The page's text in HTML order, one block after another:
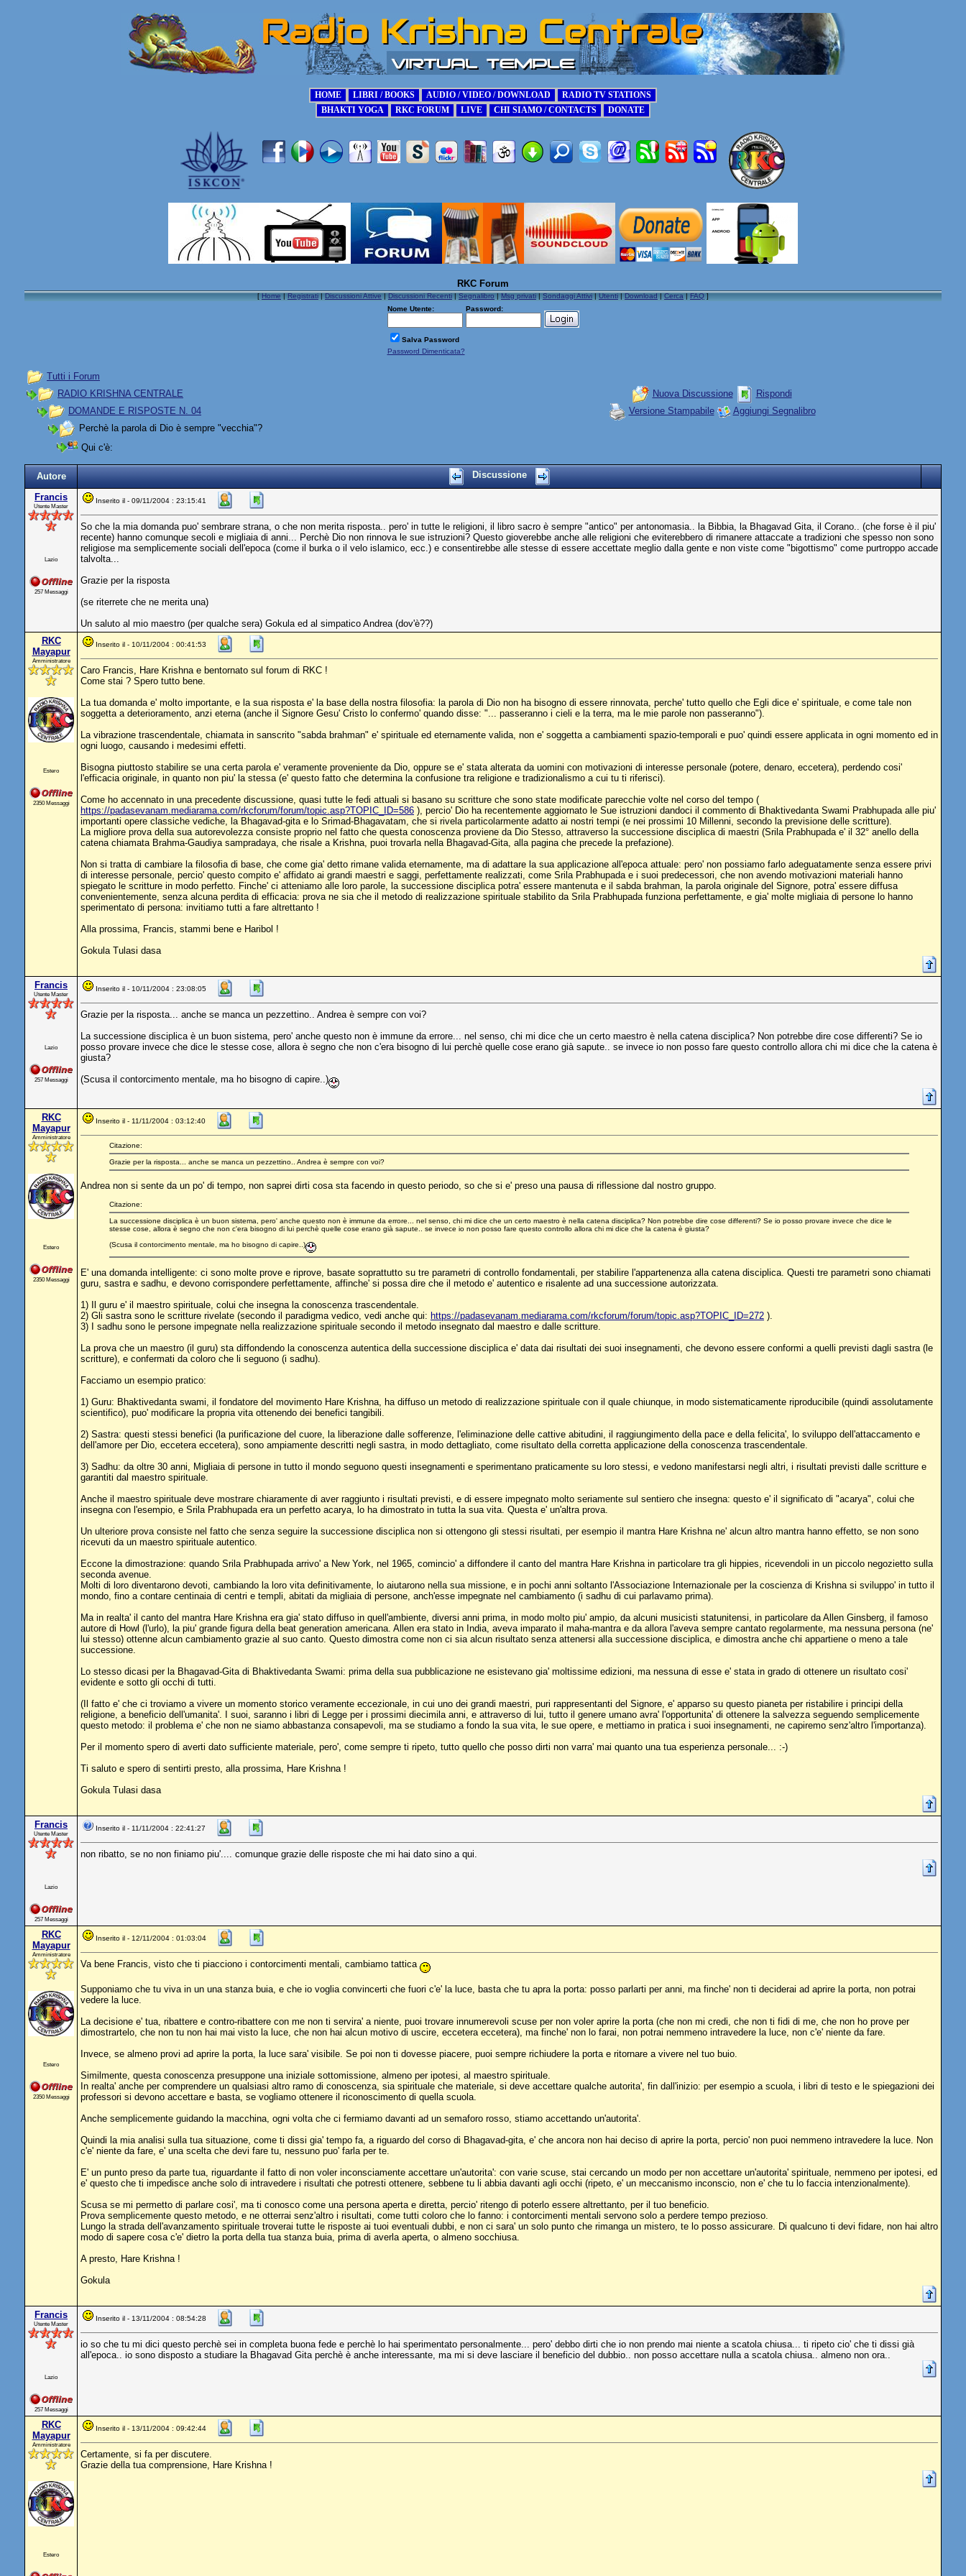
RKC Forum
[Home|Registrati|Discussioni Attive|Discussioni Recenti|Segnalibro|Msg privati|Sondaggi Attivi|Utenti|Download|Cerca|FAQ]
Nome Utente:
Password:
Salva Password
Password Dimenticata?
Tutti i Forum
RADIO KRISHNA CENTRALE
DOMANDE E RISPOSTE N. 04
Perchè la parola di Dio è sempre "vecchia"?
Nuova Discussione
Rispondi
Versione Stampabile
Aggiungi Segnalibro
Qui c'è:
Autore Discussione
Francis
Utente Master
Lazio
257 Messaggi
Inserito il - 09/11/2004 : 23:15:41
So che la mia domanda puo' sembrare strana, o che non merita risposta.. pero' in tutte le religioni, il libro sacro è sempre "antico" per antonomasia.. la Bibbia, la Bhagavad Gita, il Corano.. (che forse è il piu'
recente) hanno comunque secoli e migliaia di anni... Perchè Dio non rinnova le sue istruzioni? Questo gioverebbe anche alle religioni che eviterebbero di rimanere attaccate a tradizioni che spesso non sono
religiose ma semplicemente sociali dell'epoca (come il burka o il velo islamico, ecc.) e consentirebbe alle stesse di essere accettate meglio dalla gente e non viste come "bigottismo" come purtroppo accade
talvolta...
Grazie per la risposta
(se riterrete che ne merita una)
Un saluto al mio maestro (per qualche sera) Gokula ed al simpatico Andrea (dov'è??)
RKC
Mayapur
Amministratore
Estero
2350 Messaggi
Inserito il - 10/11/2004 : 00:41:53
Caro Francis, Hare Krishna e bentornato sul forum di RKC !
Come stai ? Spero tutto bene.
La tua domanda e' molto importante, e la sua risposta e' la base della nostra filosofia: la parola di Dio non ha bisogno di essere rinnovata, perche' tutto quello che Egli dice e' spirituale, e come tale non
soggetta a deterioramento, anzi eterna (anche il Signore Gesu' Cristo lo confermo' quando disse: "... passeranno i cieli e la terra, ma le mie parole non passeranno").
La vibrazione trascendentale, chiamata in sanscrito "sabda brahman" e' spirituale ed eternamente valida, non e' soggetta a cambiamenti spazio-temporali e puo' quindi essere applicata in ogni momento ed in
ogni luogo, causando i medesimi effetti.
Bisogna piuttosto stabilire se una certa parola e' veramente proveniente da Dio, oppure se e' stata alterata da uomini con motivazioni di interesse personale (potere, denaro, eccetera), perdendo cosi'
l'efficacia originale, in quanto non piu' la stessa (e' questo fatto che determina la confusione tra religione e tradizionalismo a cui tu ti riferisci).
Come ho accennato in una precedente discussione, quasi tutte le fedi attuali si basano su scritture che sono state modificate parecchie volte nel corso del tempo (
https://padasevanam.mediarama.com/rkcforum/forum/topic.asp?TOPIC_ID=586 ), percio' Dio ha recentemente aggiornato le Sue istruzioni dandoci il commento di Bhaktivedanta Swami Prabhupada alle piu'
importanti opere classiche vediche, la Bhagavad-gita e lo Srimad-Bhagavatam, che si rivela particolarmente adatto ai nostri tempi (e nei prossimi 10 Millenni, secondo la previsione delle scritture).
La migliore prova della sua autorevolezza consiste proprio nel fatto che questa conoscenza proviene da Dio Stesso, attraverso la successione disciplica di maestri (Srila Prabhupada e' il 32° anello della
catena chiamata Brahma-Gaudiya sampradaya, che risale a Krishna, puoi trovarla nella Bhagavad-Gita, alla pagina che precede la prefazione).
Non si tratta di cambiare la filosofia di base, che come gia' detto rimane valida eternamente, ma di adattare la sua applicazione all'epoca attuale: pero' non possiamo farlo adeguatamente senza essere privi
di interesse personale, percio' questo compito e' affidato ai grandi maestri e saggi, perfettamente realizzati, come Srila Prabhupada e i suoi predecessori, che non avendo motivazioni materiali hanno
spiegato le scritture in modo perfetto. Finche' ci atteniamo alle loro parole, la successione disciplica potra' essere mantenuta e il sabda brahman, la parola originale del Signore, potra' essere diffusa
convenientemente, senza alcuna perdita di efficacia: prova ne sia che il metodo di realizzazione spirituale stabilito da Srila Prabhupada funziona perfettamente, e gia' molte migliaia di persone lo hanno
sperimentato di persona: invitiamo tutti a fare altrettanto !
Alla prossima, Francis, stammi bene e Haribol !
Gokula Tulasi dasa
Francis
Utente Master
Lazio
257 Messaggi
Inserito il - 10/11/2004 : 23:08:05
Grazie per la risposta... anche se manca un pezzettino.. Andrea è sempre con voi?
La successione disciplica è un buon sistema, pero' anche questo non è immune da errore... nel senso, chi mi dice che un certo maestro è nella catena disciplica? Non potrebbe dire cose differenti? Se io
posso provare invece che dice le stesse cose, allora è segno che non c'era bisogno di lui perchè quelle cose erano già sapute.. se invece io non posso fare questo controllo allora chi mi dice che la catena è
giusta?
(Scusa il contorcimento mentale, ma ho bisogno di capire..)
RKC
Mayapur
Amministratore
Estero
2350 Messaggi
Inserito il - 11/11/2004 : 03:12:40
Citazione:
Grazie per la risposta... anche se manca un pezzettino.. Andrea è sempre con voi?
Andrea non si sente da un po' di tempo, non saprei dirti cosa sta facendo in questo periodo, so che si e' preso una pausa di riflessione dal nostro gruppo.
Citazione:
La successione disciplica è un buon sistema, pero' anche questo non è immune da errore... nel senso, chi mi dice che un certo maestro è nella catena disciplica? Non potrebbe dire cose differenti? Se io posso provare invece che dice le
stesse cose, allora è segno che non c'era bisogno di lui perchè quelle cose erano già sapute.. se invece io non posso fare questo controllo allora chi mi dice che la catena è giusta?
(Scusa il contorcimento mentale, ma ho bisogno di capire..)
E' una domanda intelligente: ci sono molte prove e riprove, basate soprattutto su tre parametri di controllo fondamentali, per stabilire l'appartenenza alla catena disciplica. Questi tre parametri sono chiamati
guru, sastra e sadhu, e devono corrispondere perfettamente, affinche' si possa dire che il metodo e' autentico e risalente ad una successione autorizzata.
1) Il guru e' il maestro spirituale, colui che insegna la conoscenza trascendentale.
2) Gli sastra sono le scritture rivelate (secondo il paradigma vedico, vedi anche qui: https://padasevanam.mediarama.com/rkcforum/forum/topic.asp?TOPIC_ID=272 ).
3) I sadhu sono le persone impegnate nella realizzazione spirituale secondo il metodo insegnato dal maestro e dalle scritture.
La prova che un maestro (il guru) sta diffondendo la conoscenza autentica della successione disciplica e' data dai risultati dei suoi insegnamenti, che devono essere conformi a quelli previsti dagli sastra (le
scritture), e confermati da coloro che li seguono (i sadhu).
Facciamo un esempio pratico:
1) Guru: Bhaktivedanta swami, il fondatore del movimento Hare Krishna, ha diffuso un metodo di realizzazione spirituale con il quale chiunque, in modo sistematicamente riproducibile (quindi assolutamente
scientifico), puo' modificare la propria vita ottenendo dei benefici tangibili.
2) Sastra: questi stessi benefici (la purificazione del cuore, la liberazione dalle sofferenze, l'eliminazione delle cattive abitudini, il raggiungimento della pace e della felicita', lo sviluppo dell'attaccamento e
dell'amore per Dio, eccetera eccetera), sono ampiamente descritti negli sastra, in modo dettagliato, come risultato della corretta applicazione della conoscenza trascendentale.
3) Sadhu: da oltre 30 anni, Migliaia di persone in tutto il mondo seguono questi insegnamenti e sperimentano praticamente su loro stessi, e vedono manifestarsi negli altri, i risultati previsti dalle scritture e
garantiti dal maestro spirituale.
Anche il maestro spirituale deve mostrare chiaramente di aver raggiunto i risultati previsti, e di essere impegnato molto seriamente sul sentiero che insegna: questo e' il significato di "acarya", colui che
insegna con l'esempio, e Srila Prabhupada era un perfetto acarya, lo ha dimostrato in tutta la sua vita. Questa e' un'altra prova.
Un ulteriore prova consiste nel fatto che senza seguire la successione disciplica non si ottengono gli stessi risultati, per esempio il mantra Hare Krishna ne' alcun altro mantra hanno effetto, se non sono
ricevuti da un maestro spirituale autentico.
Eccone la dimostrazione: quando Srila Prabhupada arrivo' a New York, nel 1965, comincio' a diffondere il canto del mantra Hare Krishna in particolare tra gli hippies, ricevendoli in un piccolo negozietto sulla
seconda avenue.
Molti di loro diventarono devoti, cambiando la loro vita definitivamente, lo aiutarono nella sua missione, e in pochi anni soltanto l'Associazione Internazionale per la coscienza di Krishna si sviluppo' in tutto il
mondo, fino a contare centinaia di centri e templi, abitati da migliaia di persone, anch'esse impegnate nel cambiamento (i sadhu di cui parlavamo prima).
Ma in realta' il canto del mantra Hare Krishna era gia' stato diffuso in quell'ambiente, diversi anni prima, in modo molto piu' ampio, da alcuni musicisti statunitensi, in particolare da Allen Ginsberg, il famoso
autore di Howl (l'urlo), la piu' grande figura della beat generation americana. Allen era stato in India, aveva imparato il maha-mantra e da allora l'aveva sempre cantato regolarmente, ma nessuna persona (ne'
lui stesso) ottenne alcun cambiamento grazie al suo canto. Questo dimostra come non ci sia alcun risultato senza attenersi alla successione disciplica, e dimostra anche chi appartiene o meno a tale
successione.
Lo stesso dicasi per la Bhagavad-Gita di Bhaktivedanta Swami: prima della sua pubblicazione ne esistevano gia' moltissime edizioni, ma nessuna di esse e' stata in grado di ottenere un risultato cosi'
evidente e sotto gli occhi di tutti.
(Il fatto e' che ci troviamo a vivere un momento storico veramente eccezionale, in cui uno dei grandi maestri, puri rappresentanti del Signore, e' apparso su questo pianeta per ristabilire i principi della
religione, a beneficio dell'umanita'. I suoi, saranno i libri di Legge per i prossimi diecimila anni, e attraverso di lui, tutto il genere umano avra' l'opportunita' di ottenere la salvezza seguendo semplicemente
questo metodo: il problema e' che non ne siamo abbastanza consapevoli, ma se studiamo a fondo la sua vita, le sue opere, e mettiamo in pratica i suoi insegnamenti, ne capiremo senz'altro l'importanza).
Per il momento spero di averti dato sufficiente materiale, pero', come sempre ti ripeto, tutto quello che posso dirti non varra' mai quanto una tua esperienza personale... :-)
Ti saluto e spero di sentirti presto, alla prossima, Hare Krishna !
Gokula Tulasi dasa
Francis
Utente Master
Lazio
257 Messaggi
Inserito il - 11/11/2004 : 22:41:27
non ribatto, se no non finiamo piu'.... comunque grazie delle risposte che mi hai dato sino a qui.
RKC
Mayapur
Amministratore
Estero
2350 Messaggi
Inserito il - 12/11/2004 : 01:03:04
Va bene Francis, visto che ti piacciono i contorcimenti mentali, cambiamo tattica
Supponiamo che tu viva in un una stanza buia, e che io voglia convincerti che fuori c'e' la luce, basta che tu apra la porta: posso parlarti per anni, ma finche' non ti deciderai ad aprire la porta, non potrai
vedere la luce.
La decisione e' tua, ribattere e contro-ribattere con me non ti servira' a niente, puoi trovare innumerevoli scuse per non voler aprire la porta (che non mi credi, che non ti fidi di me, che non ho prove per
dimostrartelo, che non tu non hai mai visto la luce, che non hai alcun motivo di uscire, eccetera eccetera), ma finche' non lo farai, non potrai nemmeno intravedere la luce, non c'e' niente da fare.
Invece, se almeno provi ad aprire la porta, la luce sara' visibile. Se poi non ti dovesse piacere, puoi sempre richiudere la porta e ritornare a vivere nel tuo buio.
Similmente, questa conoscenza presuppone una iniziale sottomissione, almeno per ipotesi, al maestro spirituale.
In realta' anche per comprendere un qualsiasi altro ramo di conoscenza, sia spirituale che materiale, si deve accettare qualche autorita', fin dall'inizio: per esempio a scuola, i libri di testo e le spiegazioni dei
professori si devono accettare e basta, se vogliamo ottenere il riconoscimento di quella scuola.
Anche semplicemente guidando la macchina, ogni volta che ci fermiamo davanti ad un semaforo rosso, stiamo accettando un'autorita'.
Quindi la mia analisi sulla tua situazione, come ti dissi gia' tempo fa, a riguardo del corso di Bhagavad-gita, e' che ancora non hai deciso di aprire la porta, percio' non puoi nemmeno intravedere la luce. Non
c'e' niente da fare, e' una scelta che devi fare tu, nessuno puo' farla per te.
E' un punto preso da parte tua, riguardante il fatto di non voler inconsciamente accettare un'autorita': con varie scuse, stai cercando un modo per non accettare un'autorita' spirituale, nemmeno per ipotesi, ed
e' questo che ti impedisce anche solo di intravedere i risultati che potresti ottenere, sebbene tu li abbia davanti agli occhi (ripeto, e' un meccanismo inconscio, non e' che tu lo faccia intenzionalmente).
Scusa se mi permetto di parlare cosi', ma ti conosco come una persona aperta e diretta, percio' ritengo di poterlo essere altrettanto, per il tuo beneficio.
Prova semplicemente questo metodo, e ne otterrai senz'altro i risultati, come tutti coloro che lo fanno: i contorcimenti mentali servono solo a perdere tempo prezioso.
Lungo la strada dell'avanzamento spirituale troverai tutte le risposte ai tuoi eventuali dubbi, e non ci sara' un solo punto che rimanga un mistero, te lo posso assicurare. Di qualcuno ti devi fidare, non hai altro
modo di sapere cosa c'e' dietro la porta della tua stanza buia, prima di averla aperta, o almeno socchiusa.
A presto, Hare Krishna !
Gokula
Francis
Utente Master
Lazio
257 Messaggi
Inserito il - 13/11/2004 : 08:54:28
io so che tu mi dici questo perchè sei in completa buona fede e perchè lo hai sperimentato personalmente... pero' debbo dirti che io non prendo mai niente a scatola chiusa... ti ripeto cio' che ti dissi già
all'epoca.. io sono disposto a studiare la Bhagavad Gita perchè è anche interessante, ma mi si deve lasciare il beneficio del dubbio.. non posso accettare nulla a scatola chiusa.. almeno non ora..
RKC
Mayapur
Amministratore
Estero
Inserito il - 13/11/2004 : 09:42:44
Certamente, si fa per discutere.
Grazie della tua comprensione, Hare Krishna !